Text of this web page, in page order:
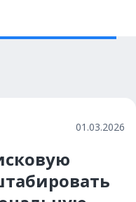
01.03.2026